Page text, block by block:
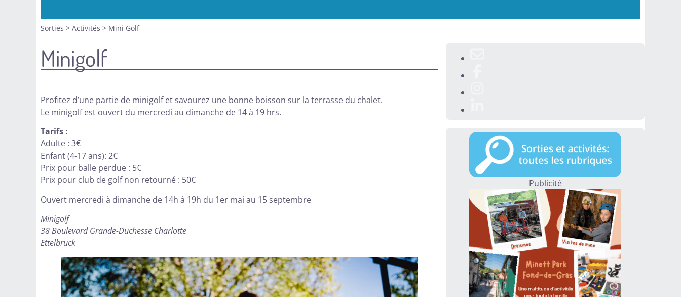
Sorties > Activités > Mini Golf
Minigolf
Profitez d’une partie de minigolf et savourez une bonne boisson sur la terrasse du chalet.
Le minigolf est ouvert du mercredi au dimanche de 14 à 19 hrs.
Tarifs :
Adulte : 3€
Enfant (4-17 ans): 2€
Prix pour balle perdue : 5€
Prix pour club de golf non retourné : 50€
Ouvert mercredi à dimanche de 14h à 19h du 1er mai au 15 septembre
Minigolf
38 Boulevard Grande-Duchesse Charlotte
Ettelbruck
Publicité